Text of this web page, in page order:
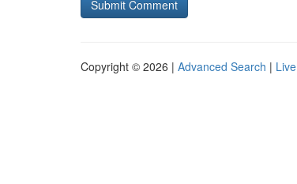
Copyright © 2026 | Advanced Search | Live